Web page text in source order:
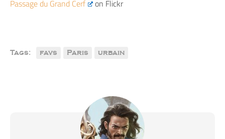
Passage du Grand Cerf on Flickr
Tags: favs Paris urbain